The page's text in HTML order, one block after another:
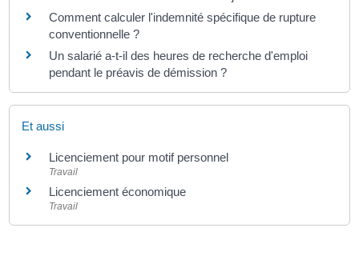
Comment calculer l'indemnité spécifique de rupture
conventionnelle ?
Un salarié a-t-il des heures de recherche d'emploi
pendant le préavis de démission ?
Et aussi
Licenciement pour motif personnel
Travail
Licenciement économique
Travail